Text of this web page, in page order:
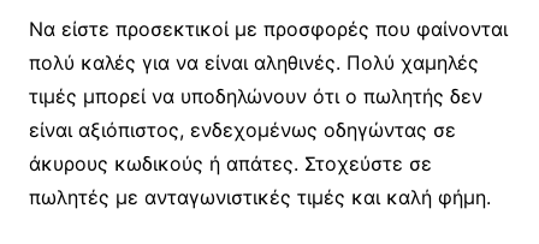
Να είστε προσεκτικοί με προσφορές που φαίνονται
πολύ καλές για να είναι αληθινές. Πολύ χαμηλές
τιμές μπορεί να υποδηλώνουν ότι ο πωλητής δεν
είναι αξιόπιστος, ενδεχομένως οδηγώντας σε
άκυρους κωδικούς ή απάτες. Στοχεύστε σε
πωλητές με ανταγωνιστικές τιμές και καλή φήμη.